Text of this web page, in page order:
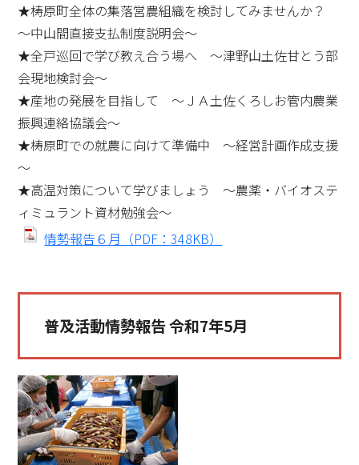
★梼原町全体の集落営農組織を検討してみませんか？
～中山間直接支払制度説明会～
★全戸巡回で学び教え合う場へ ～津野山土佐甘とう部
会現地検討会～
★産地の発展を目指して ～ＪＡ土佐くろしお管内農業
振興連絡協議会～
★梼原町での就農に向けて準備中 ～経営計画作成支援
～
★高温対策について学びましょう ～農薬・バイオステ
ィミュラント資材勉強会～
情勢報告６月（PDF：348KB）
普及活動情勢報告 令和7年5月